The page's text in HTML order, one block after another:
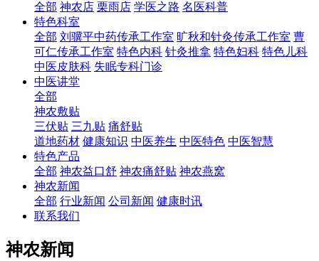
全部 神农店 栗雨店 学医之路 名医科普
特色科室
全部 刘骥平中药传承工作室 旷秋和针灸传承工作室 曹
可仁传承工作室 特色内科 针灸推拿 特色妇科 特色儿科
中医皮肤科 失眠专科门诊
中医讲堂
全部
神农敷贴
三伏贴 三九贴 痛舒贴
道地药材 健康知识 中医养生 中医特色 中医智慧
特色产品
全部 神农益口舒 神农痛舒贴 神农燕窝
神农新闻
全部 行业新闻 公司新闻 健康时讯
联系我们
神农新闻